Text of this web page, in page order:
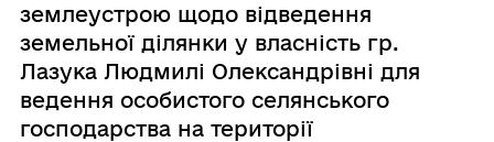
землеустрою щодо відведення
земельної ділянки у власність гр.
Лазука Людмилі Олександрівні для
ведення особистого селянського
господарства на території